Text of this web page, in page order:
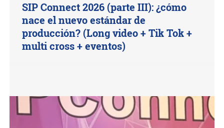
SIP Connect 2026 (parte III): ¿cómo
nace el nuevo estándar de
producción? (Long video + Tik Tok +
multi cross + eventos)